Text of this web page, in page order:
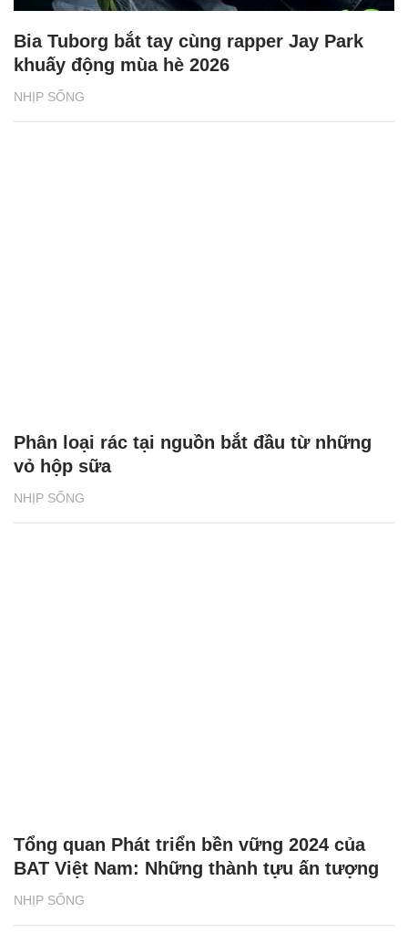
NHỊP SỐNG
Bia Tuborg bắt tay cùng rapper Jay Park
khuấy động mùa hè 2026
NHỊP SỐNG
Phân loại rác tại nguồn bắt đầu từ những
vỏ hộp sữa
NHỊP SỐNG
Tổng quan Phát triển bền vững 2024 của
BAT Việt Nam: Những thành tựu ấn tượng